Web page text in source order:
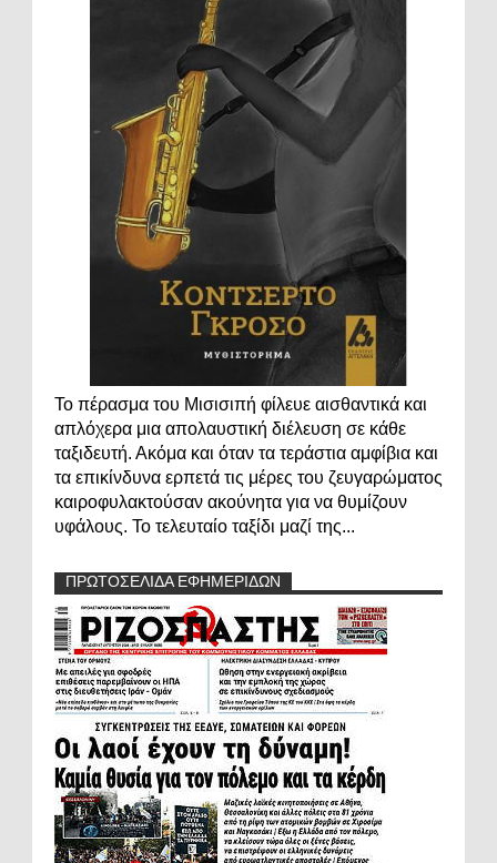
Το πέρασμα του Μισισιπή φίλευε αισθαντικά και
απλόχερα μια απολαυστική διέλευση σε κάθε
ταξιδευτή. Ακόμα και όταν τα τεράστια αμφίβια και
τα επικίνδυνα ερπετά τις μέρες του ζευγαρώματος
καιροφυλακτούσαν ακούνητα για να θυμίζουν
υφάλους. Το τελευταίο ταξίδι μαζί της...
ΠΡΩΤΟΣΕΛΙΔΑ ΕΦΗΜΕΡΙΔΩΝ